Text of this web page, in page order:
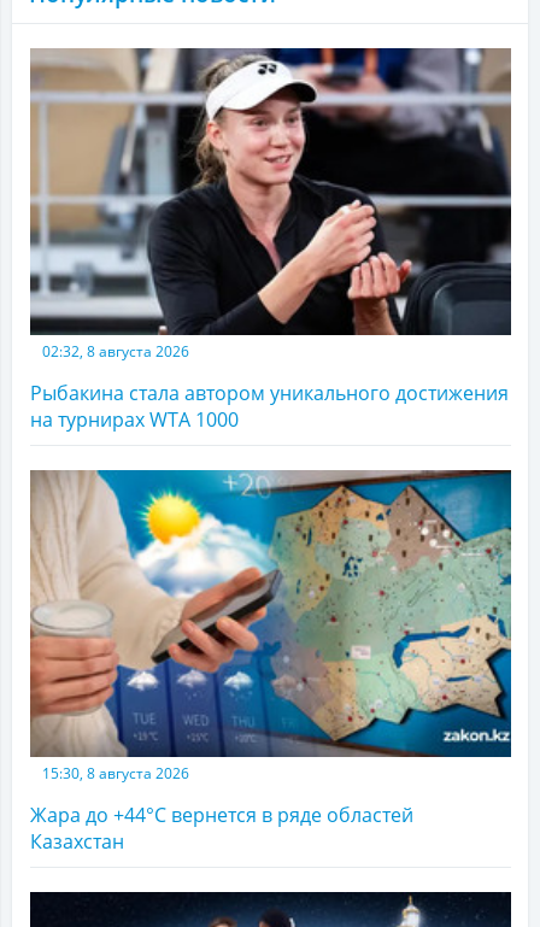
02:32, 8 августа 2026
Рыбакина стала автором уникального достижения
на турнирах WTA 1000
15:30, 8 августа 2026
Жара до +44°С вернется в ряде областей
Казахстан